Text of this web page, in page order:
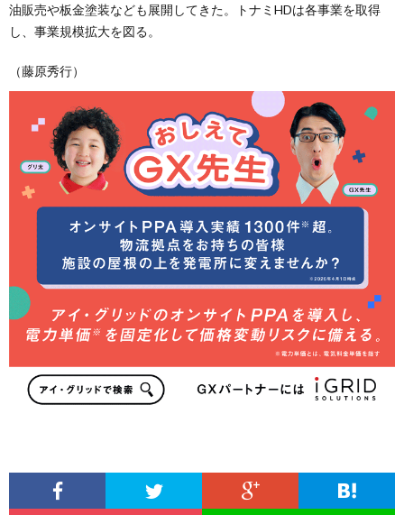
油販売や板金塗装なども展開してきた。トナミHDは各事業を取得
し、事業規模拡大を図る。
（藤原秀行）